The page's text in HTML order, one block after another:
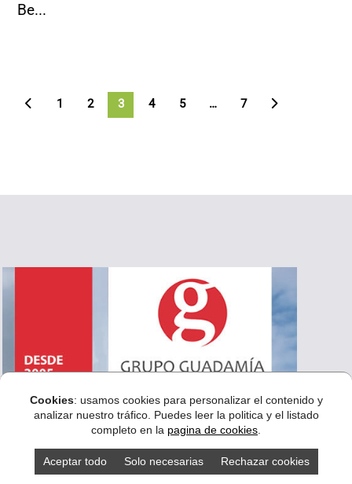
Be...
1 2 3 4 5 … 7
Cookies: usamos cookies para personalizar el contenido y
analizar nuestro tráfico. Puedes leer la politica y el listado
completo en la pagina de cookies
Aceptar todo Solo necesarias Rechazar cookies